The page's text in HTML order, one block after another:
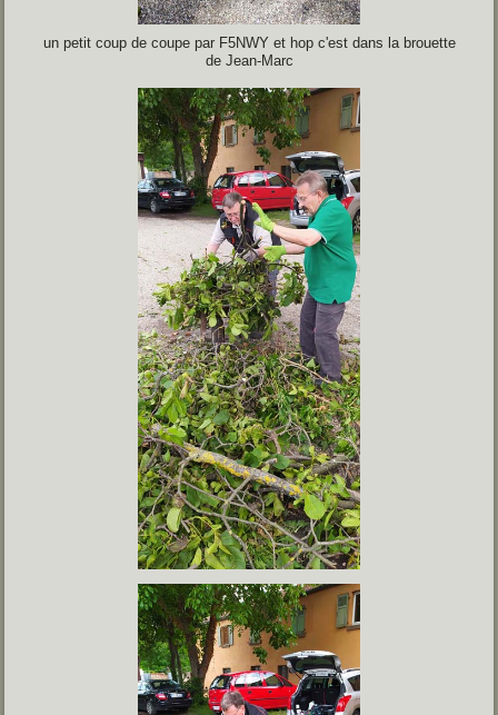
un petit coup de coupe par F5NWY et hop c'est dans la brouette
de Jean-Marc